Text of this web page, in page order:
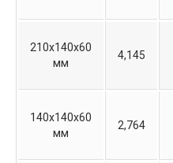
210х140х60
мм
4,145
140х140х60
мм
2,764